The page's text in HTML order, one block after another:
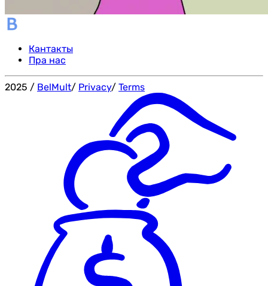
Кантакты
Пра нас
2025 / BelMult/ Privacy/ Terms